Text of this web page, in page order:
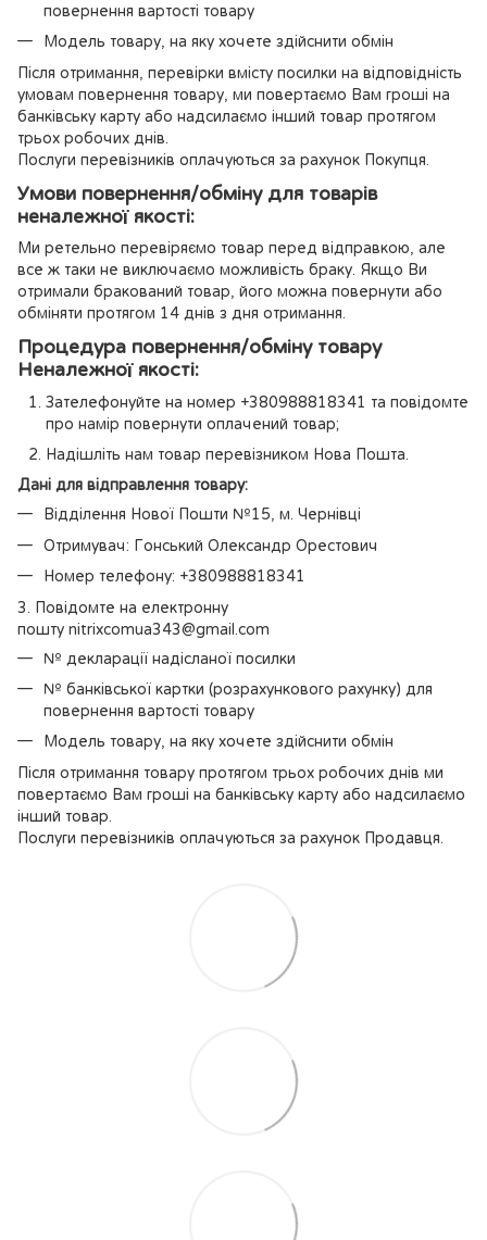
повернення вартості товару
Модель товару, на яку хочете здійснити обмін
Після отримання, перевірки вмісту посилки на відповідність
умовам повернення товару, ми повертаємо Вам гроші на
банківську карту або надсилаємо інший товар протягом
трьох робочих днів.
Послуги перевізників оплачуються за рахунок Покупця.
Умови повернення/обміну для товарів
неналежної якості:
Ми ретельно перевіряємо товар перед відправкою, але
все ж таки не виключаємо можливість браку. Якщо Ви
отримали бракований товар, його можна повернути або
обміняти протягом 14 днів з дня отримання.
Процедура повернення/обміну товару
Неналежної якості:
Зателефонуйте на номер +380988818341 та повідомте
про намір повернути оплачений товар;
Надішліть нам товар перевізником Нова Пошта.
Дані для відправлення товару:
Відділення Нової Пошти №15, м. Чернівці
Отримувач: Гонський Олександр Орестович
Номер телефону: +380988818341
3. Повідомте на електронну
пошту nitrixcomua343@gmail.com
№ декларації надісланої посилки
№ банківської картки (розрахункового рахунку) для
повернення вартості товару
Модель товару, на яку хочете здійснити обмін
Після отримання товару протягом трьох робочих днів ми
повертаємо Вам гроші на банківську карту або надсилаємо
інший товар.
Послуги перевізників оплачуються за рахунок Продавця.